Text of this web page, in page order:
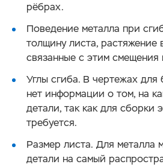
рёбрах.
Поведение металла при
толщину листа, растяжение
связанные с этим
Углы сгиба. В чертежах
нет информации о том, на
детали, так как для сборки
требуется.
Размер листа. Для металла
детали на самый